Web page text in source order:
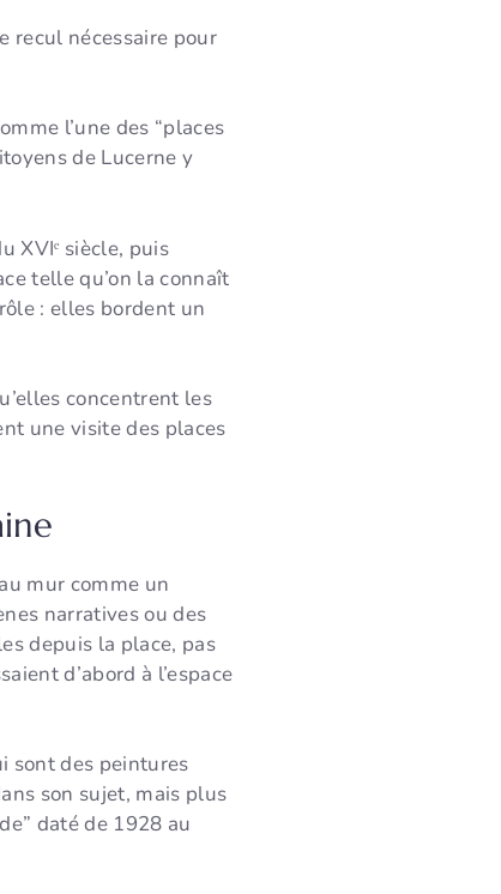
recul nécessaire pour
l’une des “places
de Lucerne y
XVIᵉ siècle, puis
telle qu’on la connaît
: elles bordent un
concentrent les
une visite des places
mur comme un
narratives ou des
depuis la place, pas
d’abord à l’espace
sont des peintures
son sujet, mais plus
daté de 1928 au